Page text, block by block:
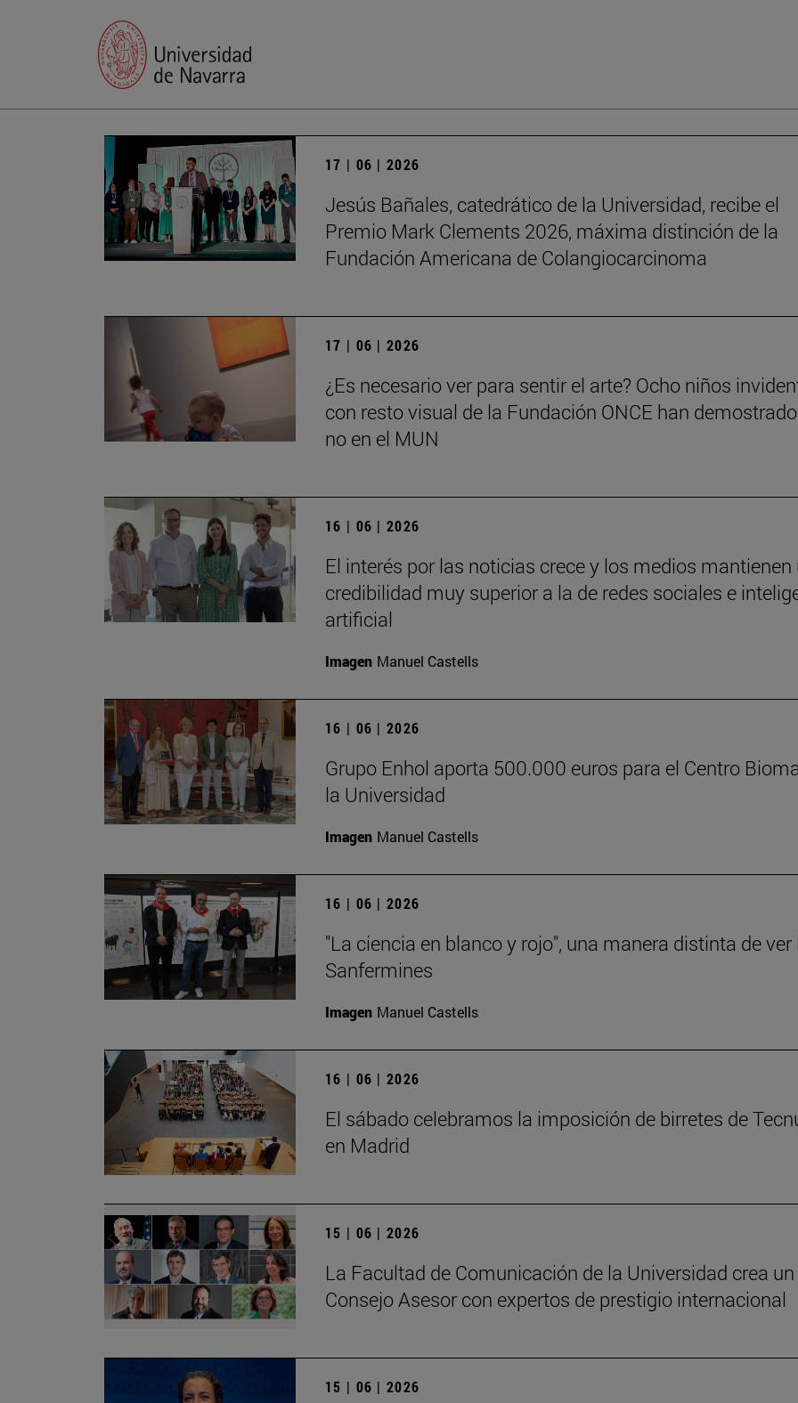
17 | 06 | 2026
Jesús Bañales, catedrático de la Universidad, recibe el
Premio Mark Clements 2026, máxima distinción de la
Fundación Americana de Colangiocarcinoma
17 | 06 | 2026
¿Es necesario ver para sentir el arte? Ocho niños
con resto visual de la Fundación ONCE han
no en el MUN
16 | 06 | 2026
El interés por las noticias crece y los medios mantienen
credibilidad muy superior a la de redes sociales e
artificial
Imagen Manuel Castells
16 | 06 | 2026
Grupo Enhol aporta 500.000 euros para el Centro
la Universidad
Imagen Manuel Castells
16 | 06 | 2026
"La ciencia en blanco y rojo", una manera distinta de ver
Sanfermines
Imagen Manuel Castells
16 | 06 | 2026
El sábado celebramos la imposición de birretes de
en Madrid
15 | 06 | 2026
La Facultad de Comunicación de la Universidad crea un
Consejo Asesor con expertos de prestigio internacional
15 | 06 | 2026